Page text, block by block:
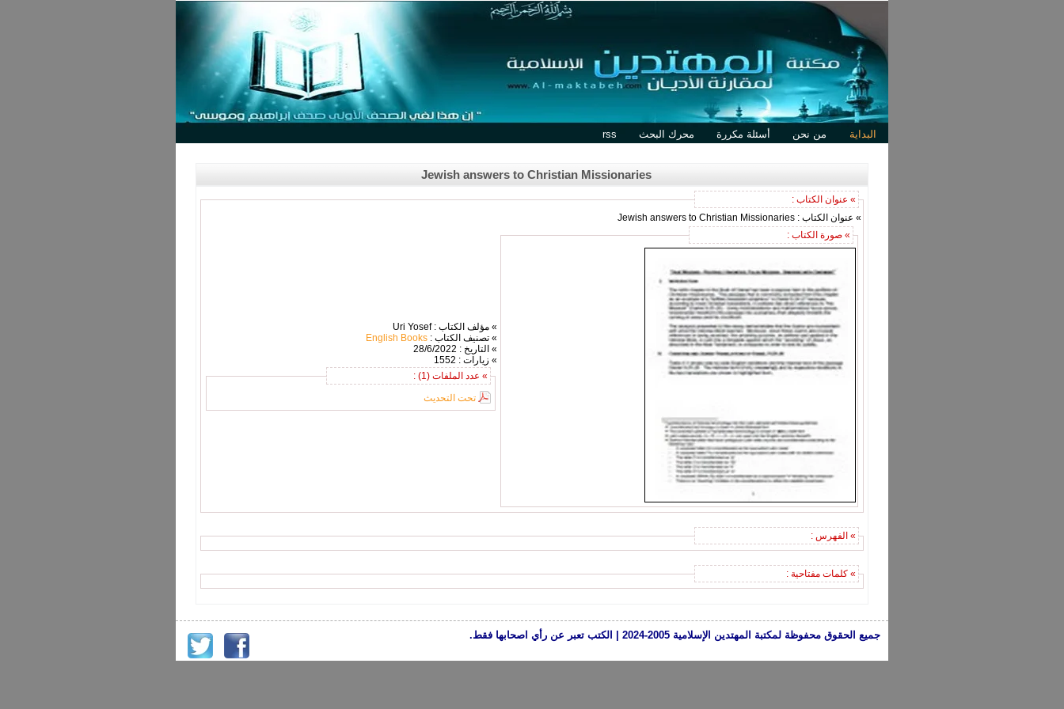
البداية من نحن أسئلة مكررة محرك البحث rss
Jewish answers to Christian Missionaries
» عنوان الكتاب :
» عنوان الكتاب : Jewish answers to Christian Missionaries
» صورة الكتاب :
» مؤلف الكتاب : Uri Yosef
» تصنيف الكتاب : English Books
» التاريخ : 28/6/2022
» زيارات : 1552
» عدد الملفات (1) :
تحت التحديث
» الفهرس :
» كلمات مفتاحية :
جميع الحقوق محفوظة لمكتبة المهتدين الإسلامية 2005-2024 | الكتب تعبر عن رأي اصحابها فقط.